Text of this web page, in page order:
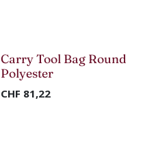
Nouveau !
Carry Tool Bag Round
Polyester
CHF 81,22